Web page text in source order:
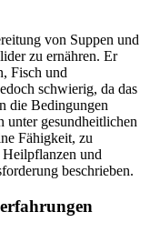
von Suppen und
zu ernähren. Er
Fisch und
schwierig, da das
die Bedingungen
unter gesundheitlichen
Fähigkeit, zu
Heilpflanzen und
beschrieben.